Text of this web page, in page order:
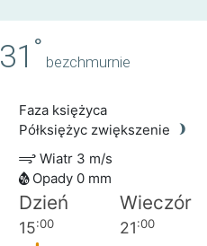
31 °
bezchmurnie
Faza księżyca
Półksiężyc zwiększenie
Wiatr 3 m/s
Opady 0 mm
Dzień Wieczór
15:00 21:00